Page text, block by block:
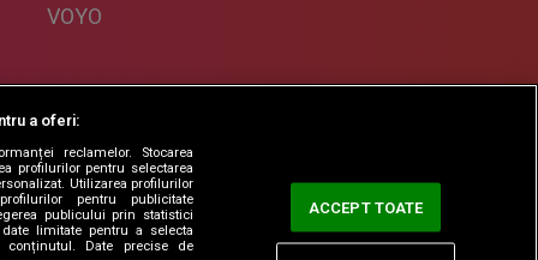
VOYO
Contact
a oferi:
reclamelor. Stocarea
profilurilor pentru selectarea
Utilizarea profilurilor
pentru publicitate
publicului prin statistici
limitate pentru a selecta
conținutul. Date precise de
ACCEPT TOATE